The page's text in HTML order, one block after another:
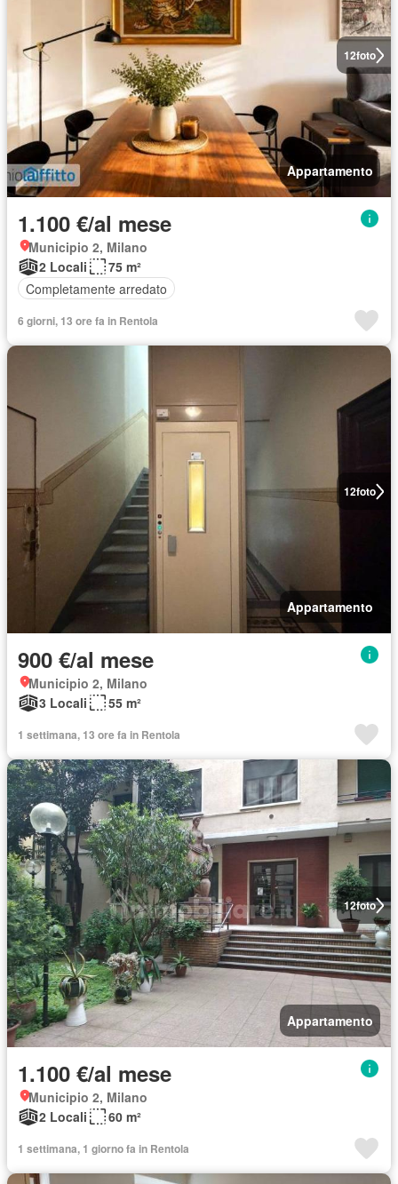
12foto
Appartamento
1.100 €/al mese
Municipio 2, Milano
2 Locali
75 m²
Completamente arredato
6 giorni, 13 ore fa in Rentola
12foto
Appartamento
900 €/al mese
Municipio 2, Milano
3 Locali
55 m²
1 settimana, 13 ore fa in Rentola
12foto
Appartamento
1.100 €/al mese
Municipio 2, Milano
2 Locali
60 m²
1 settimana, 1 giorno fa in Rentola